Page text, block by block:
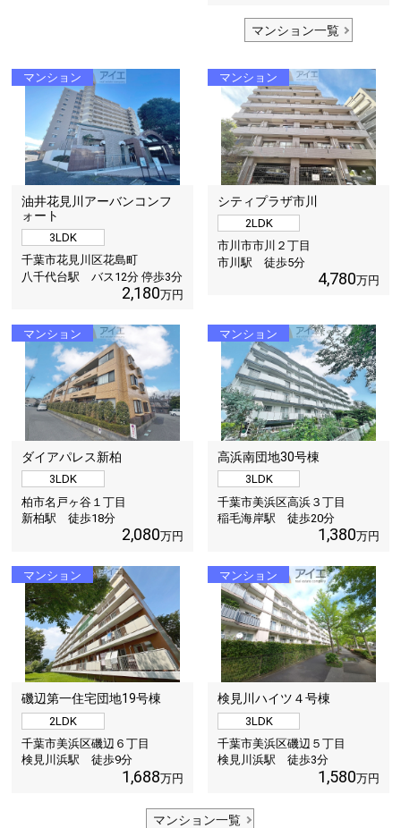
マンション一覧
マンション
油井花見川アーバンコンフ
ォート
3LDK
千葉市花見川区花島町
八千代台駅 バス12分 停歩3分
2,180万円
マンション
シティプラザ市川
2LDK
市川市市川２丁目
市川駅 徒歩5分
4,780万円
マンション
ダイアパレス新柏
3LDK
柏市名戸ヶ谷１丁目
新柏駅 徒歩18分
2,080万円
マンション
高浜南団地30号棟
3LDK
千葉市美浜区高浜３丁目
稲毛海岸駅 徒歩20分
1,380万円
マンション
磯辺第一住宅団地19号棟
2LDK
千葉市美浜区磯辺６丁目
検見川浜駅 徒歩9分
1,688万円
マンション
検見川ハイツ４号棟
3LDK
千葉市美浜区磯辺５丁目
検見川浜駅 徒歩3分
1,580万円
マンション一覧